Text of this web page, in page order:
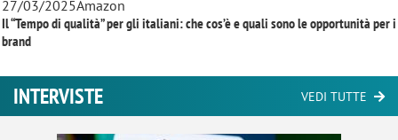
27/03/2025Amazon
Il “Tempo di qualità” per gli italiani: che cos’è e quali sono le opportunità per i
brand
INTERVISTE VEDI TUTTE